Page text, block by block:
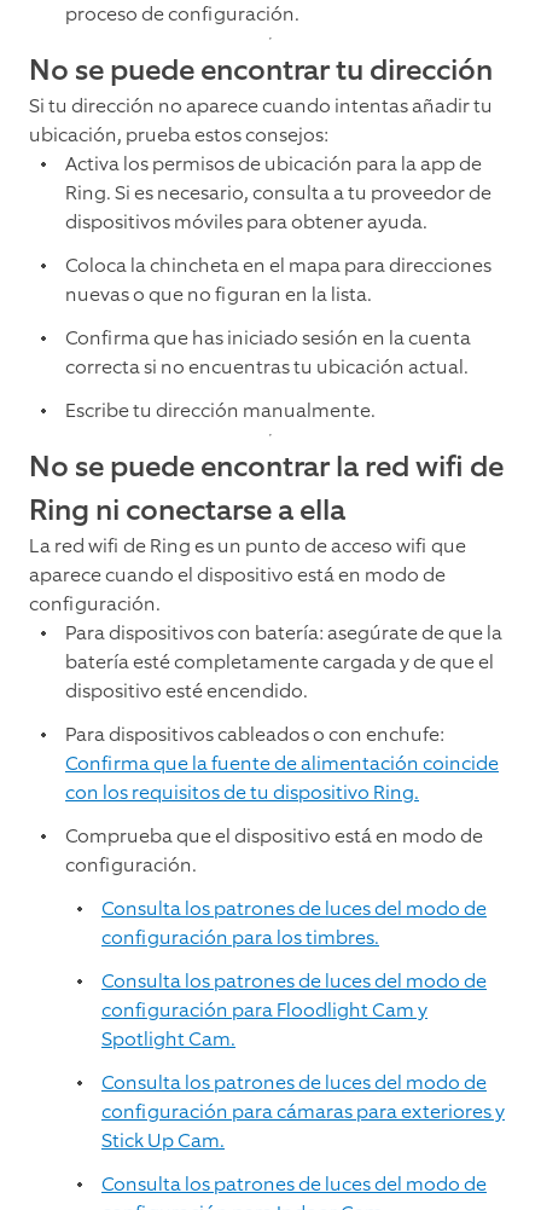
proceso de configuración.
No se puede encontrar tu dirección
Si tu dirección no aparece cuando intentas añadir tu
ubicación, prueba estos consejos:
Activa los permisos de ubicación para la app de
Ring. Si es necesario, consulta a tu proveedor de
dispositivos móviles para obtener ayuda.
Coloca la chincheta en el mapa para direcciones
nuevas o que no figuran en la lista.
Confirma que has iniciado sesión en la cuenta
correcta si no encuentras tu ubicación actual.
Escribe tu dirección manualmente.
No se puede encontrar la red wifi de
Ring ni conectarse a ella
La red wifi de Ring es un punto de acceso wifi que
aparece cuando el dispositivo está en modo de
configuración.
Para dispositivos con batería: asegúrate de que la
batería esté completamente cargada y de que el
dispositivo esté encendido.
Para dispositivos cableados o con enchufe:
Confirma que la fuente de alimentación coincide
con los requisitos de tu dispositivo Ring.
Comprueba que el dispositivo está en modo de
configuración.
Consulta los patrones de luces del modo de
configuración para los timbres.
Consulta los patrones de luces del modo de
configuración para Floodlight Cam y
Spotlight Cam.
Consulta los patrones de luces del modo de
configuración para cámaras para exteriores y
Stick Up Cam.
Consulta los patrones de luces del modo de